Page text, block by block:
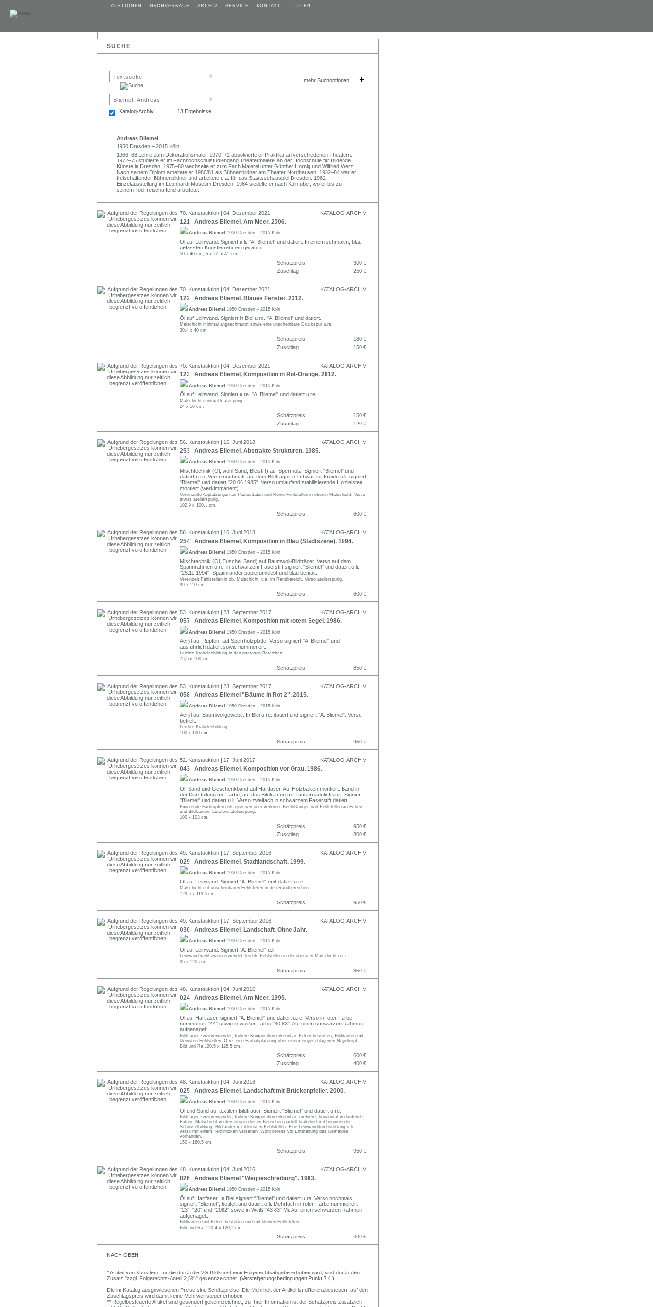
AUKTIONEN NACHVERKAUF ARCHIV SERVICE KONTAKT DE EN
SUCHE
x
mehr Suchoptionen +
x
Katalog-Archiv 13 Ergebnisse
Andreas Bliemel
1950 Dresden – 2015 Köln
1966–68 Lehre zum Dekorationsmaler. 1970–72 absolvierte er Praktika an verschiedenen Theatern.
1972–75 studierte er im Fachhochschulstudiengang Theatermalerei an der Hochschule für Bildende
Künste in Dresden. 1975–80 wechselte er zum Fach Malerei unter Günther Hornig und Wilfried Werz.
Nach seinem Diplom arbeitete er 1980/81 als Bühnenbildner am Theater Nordhausen. 1982–84 war er
freischaffender Bühnenbildner und arbeitete u.a. für das Staatsschauspiel Dresden. 1982
Einzelausstellung im Leonhardi-Museum Dresden. 1984 siedelte er nach Köln über, wo er bis zu
seinem Tod freischaffend arbeitete.
70. Kunstauktion | 04. Dezember 2021 KATALOG-ARCHIV
121 Andreas Bliemel, Am Meer. 2006.
Andreas Bliemel 1950 Dresden – 2015 Köln
Öl auf Leinwand. Signiert u.li. "A. Bliemel" und datiert. In einem schmalen, blau
gefassten Künstlerrahmen gerahmt.
50 x 40 cm, Ra. 51 x 41 cm.
Schätzpreis
300 €
Zuschlag
250 €
70. Kunstauktion | 04. Dezember 2021 KATALOG-ARCHIV
122 Andreas Bliemel, Blaues Fenster. 2012.
Andreas Bliemel 1950 Dresden – 2015 Köln
Öl auf Leinwand. Signiert in Blei u.re. "A. Bliemel" und datiert.
Malschicht minimal angeschmutzt sowie eine unscheinbare Druckspur u.re.
30,4 x 40 cm.
Schätzpreis
180 €
Zuschlag
150 €
70. Kunstauktion | 04. Dezember 2021 KATALOG-ARCHIV
123 Andreas Bliemel, Komposition in Rot-Orange. 2012.
Andreas Bliemel 1950 Dresden – 2015 Köln
Öl auf Leinwand. Signiert u.re. "A. Bliemel" und datiert u.re.
Malschicht minimal kratzspurig.
24 x 18 cm.
Schätzpreis
150 €
Zuschlag
120 €
56. Kunstauktion | 16. Juni 2018 KATALOG-ARCHIV
253 Andreas Bliemel, Abstrakte Strukturen. 1985.
Andreas Bliemel 1950 Dresden – 2015 Köln
Mischtechnik (Öl, wohl Sand, Bleistift) auf Sperrholz. Signiert "Bliemel" und
datiert u.re. Verso nochmals auf dem Bildträger in schwarzer Kreide u.li. signiert
"Bliemel" und datiert "20.06.1985". Verso umlaufend stabilisierende Holzleisten
montiert (werkimmanent).
Vereinzelte Abplatzungen an Pastositäten und kleine Fehlstellen in oberen Malschicht. Verso
etwas atelierspurig.
102,9 x 100,1 cm.
Schätzpreis 600 €
56. Kunstauktion | 16. Juni 2018 KATALOG-ARCHIV
254 Andreas Bliemel, Komposition in Blau (Stadtszene). 1994.
Andreas Bliemel 1950 Dresden – 2015 Köln
Mischtechnik (Öl, Tusche, Sand) auf Baumwoll-Bildträger. Verso auf dem
Spannrahmen u.re. in schwarzem Faserstift signiert "Bliemel" und datiert o.li.
"25.11.1994". Spannränder papierumklebt und blau bemalt.
Vereinzelt Fehlstellen in ob. Malschicht, v.a. im Randbereich. Verso atelierspurig.
99 x 110 cm.
Schätzpreis 600 €
53. Kunstauktion | 23. September 2017 KATALOG-ARCHIV
057 Andreas Bliemel, Komposition mit rotem Segel. 1986.
Andreas Bliemel 1950 Dresden – 2015 Köln
Acryl auf Rupfen, auf Sperrholzplatte. Verso signiert "A. Bliemel" und
ausführlich datiert sowie nummeriert.
Leichte Krakeleebildung in den pastosen Bereichen.
75,5 x 100 cm.
Schätzpreis 850 €
53. Kunstauktion | 23. September 2017 KATALOG-ARCHIV
058 Andreas Bliemel "Bäume in Rot 2". 2015.
Andreas Bliemel 1950 Dresden – 2015 Köln
Acryl auf Baumwollgewebe. In Blei u.re. datiert und signiert "A. Bliemel". Verso
betitelt.
Leichte Krakeleebildung.
100 x 100 cm.
Schätzpreis 950 €
52. Kunstauktion | 17. Juni 2017 KATALOG-ARCHIV
043 Andreas Bliemel, Komposition vor Grau. 1986.
Andreas Bliemel 1950 Dresden – 2015 Köln
Öl, Sand und Geschenkband auf Hartfaser. Auf Holzbalken montiert. Band in
der Darstellung mit Farbe, auf den Bildkanten mit Tackernadeln fixiert. Signiert
"Bliemel" und datiert u.li. Verso zweifach in schwarzem Faserstift datiert.
Fixierende Farbtupfen teils gerissen oder verloren. Bestoßungen und Fehlstellen an Ecken
und Bildkanten. Letztere atelierspurig.
100 x 103 cm.
Schätzpreis
950 €
Zuschlag
800 €
49. Kunstauktion | 17. September 2016 KATALOG-ARCHIV
029 Andreas Bliemel, Stadtlandschaft. 1999.
Andreas Bliemel 1950 Dresden – 2015 Köln
Öl auf Leinwand. Signiert "A. Bliemel" und datiert u.re.
Malschicht mit unscheinbaren Fehlstellen in den Randbereichen.
129,5 x 119,5 cm.
Schätzpreis 950 €
49. Kunstauktion | 17. September 2016 KATALOG-ARCHIV
030 Andreas Bliemel, Landschaft. Ohne Jahr.
Andreas Bliemel 1950 Dresden – 2015 Köln
Öl auf Leinwand. Signiert "A. Bliemel" u.li.
Leinwand wohl zweitverwendet, leichte Fehlstellen in der obersten Malschicht o.re.
95 x 120 cm.
Schätzpreis 850 €
48. Kunstauktion | 04. Juni 2016 KATALOG-ARCHIV
024 Andreas Bliemel, Am Meer. 1995.
Andreas Bliemel 1950 Dresden – 2015 Köln
Öl auf Hartfaser. signiert "A. Bliemel" und datiert u.re. Verso in roter Farbe
nummeriert "44" sowie in weißer Farbe "30 83". Auf einen schwarzen Rahmen
aufgenagelt.
Bildträger zweitverwendet, frühere Komposition erkennbar. Ecken bestoßen, Bildkanten mit
kleinsten Fehlstellen. O.re. eine Farbabplatzung über einem eingeschlagenen Nagelkopf.
Bild und Ra.120,5 x 125,5 cm.
Schätzpreis
600 €
Zuschlag
400 €
48. Kunstauktion | 04. Juni 2016 KATALOG-ARCHIV
025 Andreas Bliemel, Landschaft mit Brückenpfeiler. 2000.
Andreas Bliemel 1950 Dresden – 2015 Köln
Öl und Sand auf textilem Bildträger. Signiert "Bliemel" und datiert u.re.
Bildträger zweitverwendet, frühere Komposition erkennbar; mehrere, horizontal verlaufende
Falten. Malschicht vorderseitig in diesen Bereichen partiell krakeliert mit beginnender
Schüsselbildung. Bildränder mit kleinsten Fehlstellen. Eine Leinwanddurchstoßung o.li.,
verso mit einem Textilflicken versehen. Wohl bereits vor Entstehung des Gemäldes
vorhanden.
150 x 160,5 cm.
Schätzpreis 950 €
48. Kunstauktion | 04. Juni 2016 KATALOG-ARCHIV
026 Andreas Bliemel "Wegbeschreibung". 1983.
Andreas Bliemel 1950 Dresden – 2015 Köln
Öl auf Hartfaser. In Blei signiert "Bliemel" und datiert u.re. Verso nochmals
signiert "Bliemel", betitelt und datiert o.li. Mehrfach in roter Farbe nummeriert
"23", "20" und "2082" sowie in Weiß "43 83" Mi. Auf einen schwarzen Rahmen
aufgenagelt.
Bildkanten und Ecken bestoßen und mit kleinen Fehlstellen.
Bild und Ra. 120,4 x 120,2 cm.
Schätzpreis 600 €
NACH OBEN
* Artikel von Künstlern, für die durch die VG Bildkunst eine Folgerechtsabgabe erhoben wird, sind durch den
Zusatz "zzgl. Folgerechts-Anteil 2,5%" gekennzeichnet. (Versteigerungsbedingungen Punkt 7.4.)
Die im Katalog ausgewiesenen Preise sind Schätzpreise. Die Mehrheit der Artikel ist differenzbesteuert, auf den
Zuschlagspreis wird damit keine Mehrwertsteuer erhoben.
** Regelbesteuerte Artikel sind gesondert gekennzeichnet, zu Ihrer Information ist der Schätzpreis zusätzlich